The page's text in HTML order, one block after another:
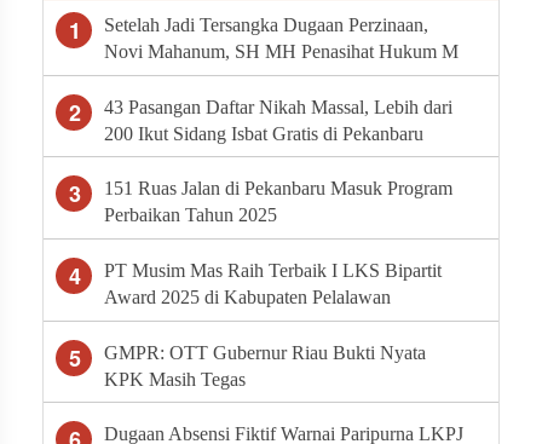
1
Setelah Jadi Tersangka Dugaan Perzinaan,
Novi Mahanum, SH MH Penasihat Hukum M
Minta Polda Riau Segera Tahan Arifman
Syahputra
2
43 Pasangan Daftar Nikah Massal, Lebih dari
200 Ikut Sidang Isbat Gratis di Pekanbaru
3
151 Ruas Jalan di Pekanbaru Masuk Program
Perbaikan Tahun 2025
4
PT Musim Mas Raih Terbaik I LKS Bipartit
Award 2025 di Kabupaten Pelalawan
5
GMPR: OTT Gubernur Riau Bukti Nyata
KPK Masih Tegas
Dugaan Absensi Fiktif Warnai Paripurna LKPJ